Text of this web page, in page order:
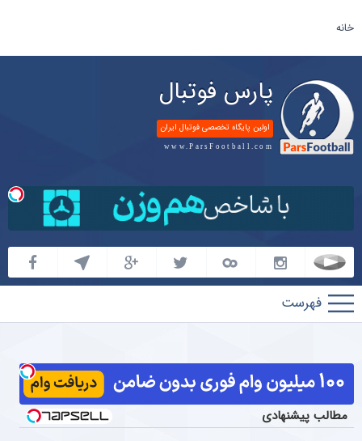
خانه
پارس فوتبال
اولین پایگاه تخصصی فوتبال ایران
www.ParsFootball.com
پارس
فوتبال
مطالب پیشنهادی